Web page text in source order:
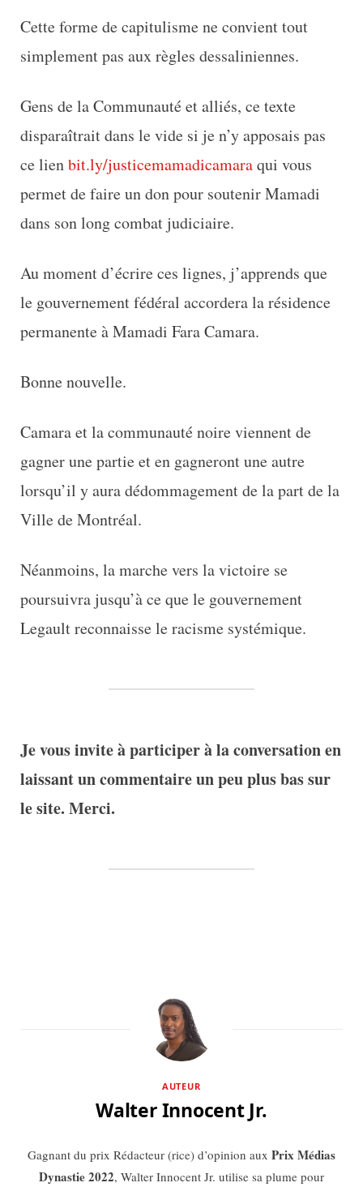
Cette forme de capitulisme ne convient tout
simplement pas aux règles dessaliniennes.
Gens de la Communauté et alliés, ce texte
disparaîtrait dans le vide si je n’y apposais pas
ce lienbit.ly/justicemamadicamaraqui vous
permet de faire un don pour soutenir Mamadi
dans son long combat judiciaire.
Au moment d’écrire ces lignes, j’apprends que
le gouvernement fédéral accordera la résidence
permanente à Mamadi Fara Camara.
Bonne nouvelle.
Camara et la communauté noire viennent de
gagner une partie et en gagneront une autre
lorsqu’il y aura dédommagement de la part de la
Ville de Montréal.
Néanmoins, la marche vers la victoire se
poursuivra jusqu’à ce que le gouvernement
Legault reconnaisse le racisme systémique.
Je vous invite à participer à la conversation en
laissant un commentaire un peu plus bas sur
le site. Merci.
AUTEUR
Walter Innocent Jr.
Gagnant du prix Rédacteur (rice) d’opinion aux Prix Médias
Dynastie 2022, Walter Innocent Jr. utilise sa plume pour